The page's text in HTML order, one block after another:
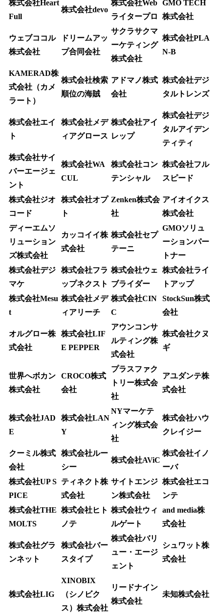
株式会社Heart
Full
株式会社devo
株式会社Web
ライタープロ
GMO TECH
株式会社
ウェブココル
株式会社
ドリームアッ
プ合同会社
サクラサクマ
ーケティング
株式会社
株式会社PLA
N-B
KAMERAD株
式会社（カメ
ラート）
株式会社検索
順位の海賊
アドマノ株式
会社
株式会社デジ
タルトレンズ
株式会社エイ
ト
株式会社メデ
ィアグロース
株式会社アイ
レップ
株式会社デジ
タルアイデン
ティティ
株式会社サイ
バーエージェ
ント
株式会社WA
CUL
株式会社コン
テンシャル
株式会社フル
スピード
株式会社ジオ
コード
株式会社オプ
ト
Zenken株式会
社
アイオイクス
株式会社
ディーエムソ
リューション
ズ株式会社
カッコイイ株
式会社
株式会社セプ
テーニ
GMOソリュ
ーションパー
トナー
株式会社デジ
マケ
株式会社フラ
ップネクスト
株式会社ウェ
ブライダー
株式会社ライ
トアップ
株式会社Mesu
t
株式会社メデ
ィアリーチ
株式会社CIN
C
StockSun株式
会社
オルグロー株
式会社
株式会社LIF
E PEPPER
アウンコンサ
ルティング株
式会社
株式会社クヌ
ギ
世界へボカン
株式会社
CROCO株式
会社
プラスファク
トリー株式会
社
アユダンテ株
式会社
株式会社JAD
E
株式会社LAN
Y
NYマーケテ
ィング株式会
社
株式会社ハウ
クレイジー
クーミル株式
会社
株式会社ルー
シー
株式会社AViC
株式会社イノ
ーバ
株式会社UP S
PICE
ティネクト株
式会社
サイトエンジ
ン株式会社
株式会社エコ
ンテ
株式会社THE
MOLTS
株式会社ヒト
ノテ
株式会社ウィ
ルゲート
and media株
式会社
株式会社グラ
ンネット
株式会社バー
スタイプ
株式会社バリ
ュー・エージ
ェント
シュワット株
式会社
株式会社LIG
XINOBIX
（シノビク
ス）株式会社
リードナイン
株式会社
未知株式会社